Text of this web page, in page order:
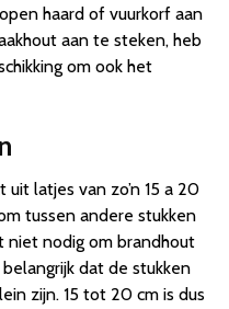
haard of vuurkorf aan
aan te steken, heb
om ook het
latjes van zo’n 15 a 20
tussen andere stukken
niet nodig om brandhout
dat de stukken
zijn. 15 tot 20 cm is dus